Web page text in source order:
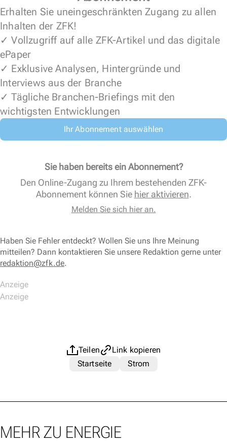
Erhalten Sie uneingeschränkten Zugang zu allen
Inhalten der ZFK!
✓ Vollzugriff auf alle ZFK-Artikel und das digitale
ePaper
✓ Exklusive Analysen, Hintergründe und
Interviews aus der Branche
✓ Tägliche Branchen-Briefings mit den
wichtigsten Entwicklungen
Ihr Abonnement auswählen
Sie haben bereits ein Abonnement?
Den Online-Zugang zu Ihrem bestehenden ZFK-
Abonnement können Sie hier aktivieren.
Melden Sie sich hier an.
Haben Sie Fehler entdeckt? Wollen Sie uns Ihre Meinung
mitteilen? Dann kontaktieren Sie unsere Redaktion gerne unter
redaktion@zfk.de.
Teilen
Link kopieren
Startseite
Strom
MEHR ZU ENERGIE